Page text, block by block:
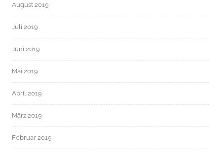
August 2019
Juli 2019
Juni 2019
Mai 2019
April 2019
März 2019
Februar 2019